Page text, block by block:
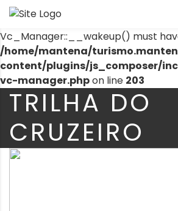
Warning: The magic method
Vc_Manager::__wakeup() must
/home/mantena/
content/plugins/js_composer/
vc-manager.phpon line 203
TRILHA DO
CRUZEIRO